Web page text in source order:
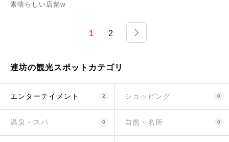
素晴らしい店舗w
1 2
連坊の観光スポットカテゴリ
エンターテイメント 2 ショッピング 0
温泉・スパ 0 自然・名所 0